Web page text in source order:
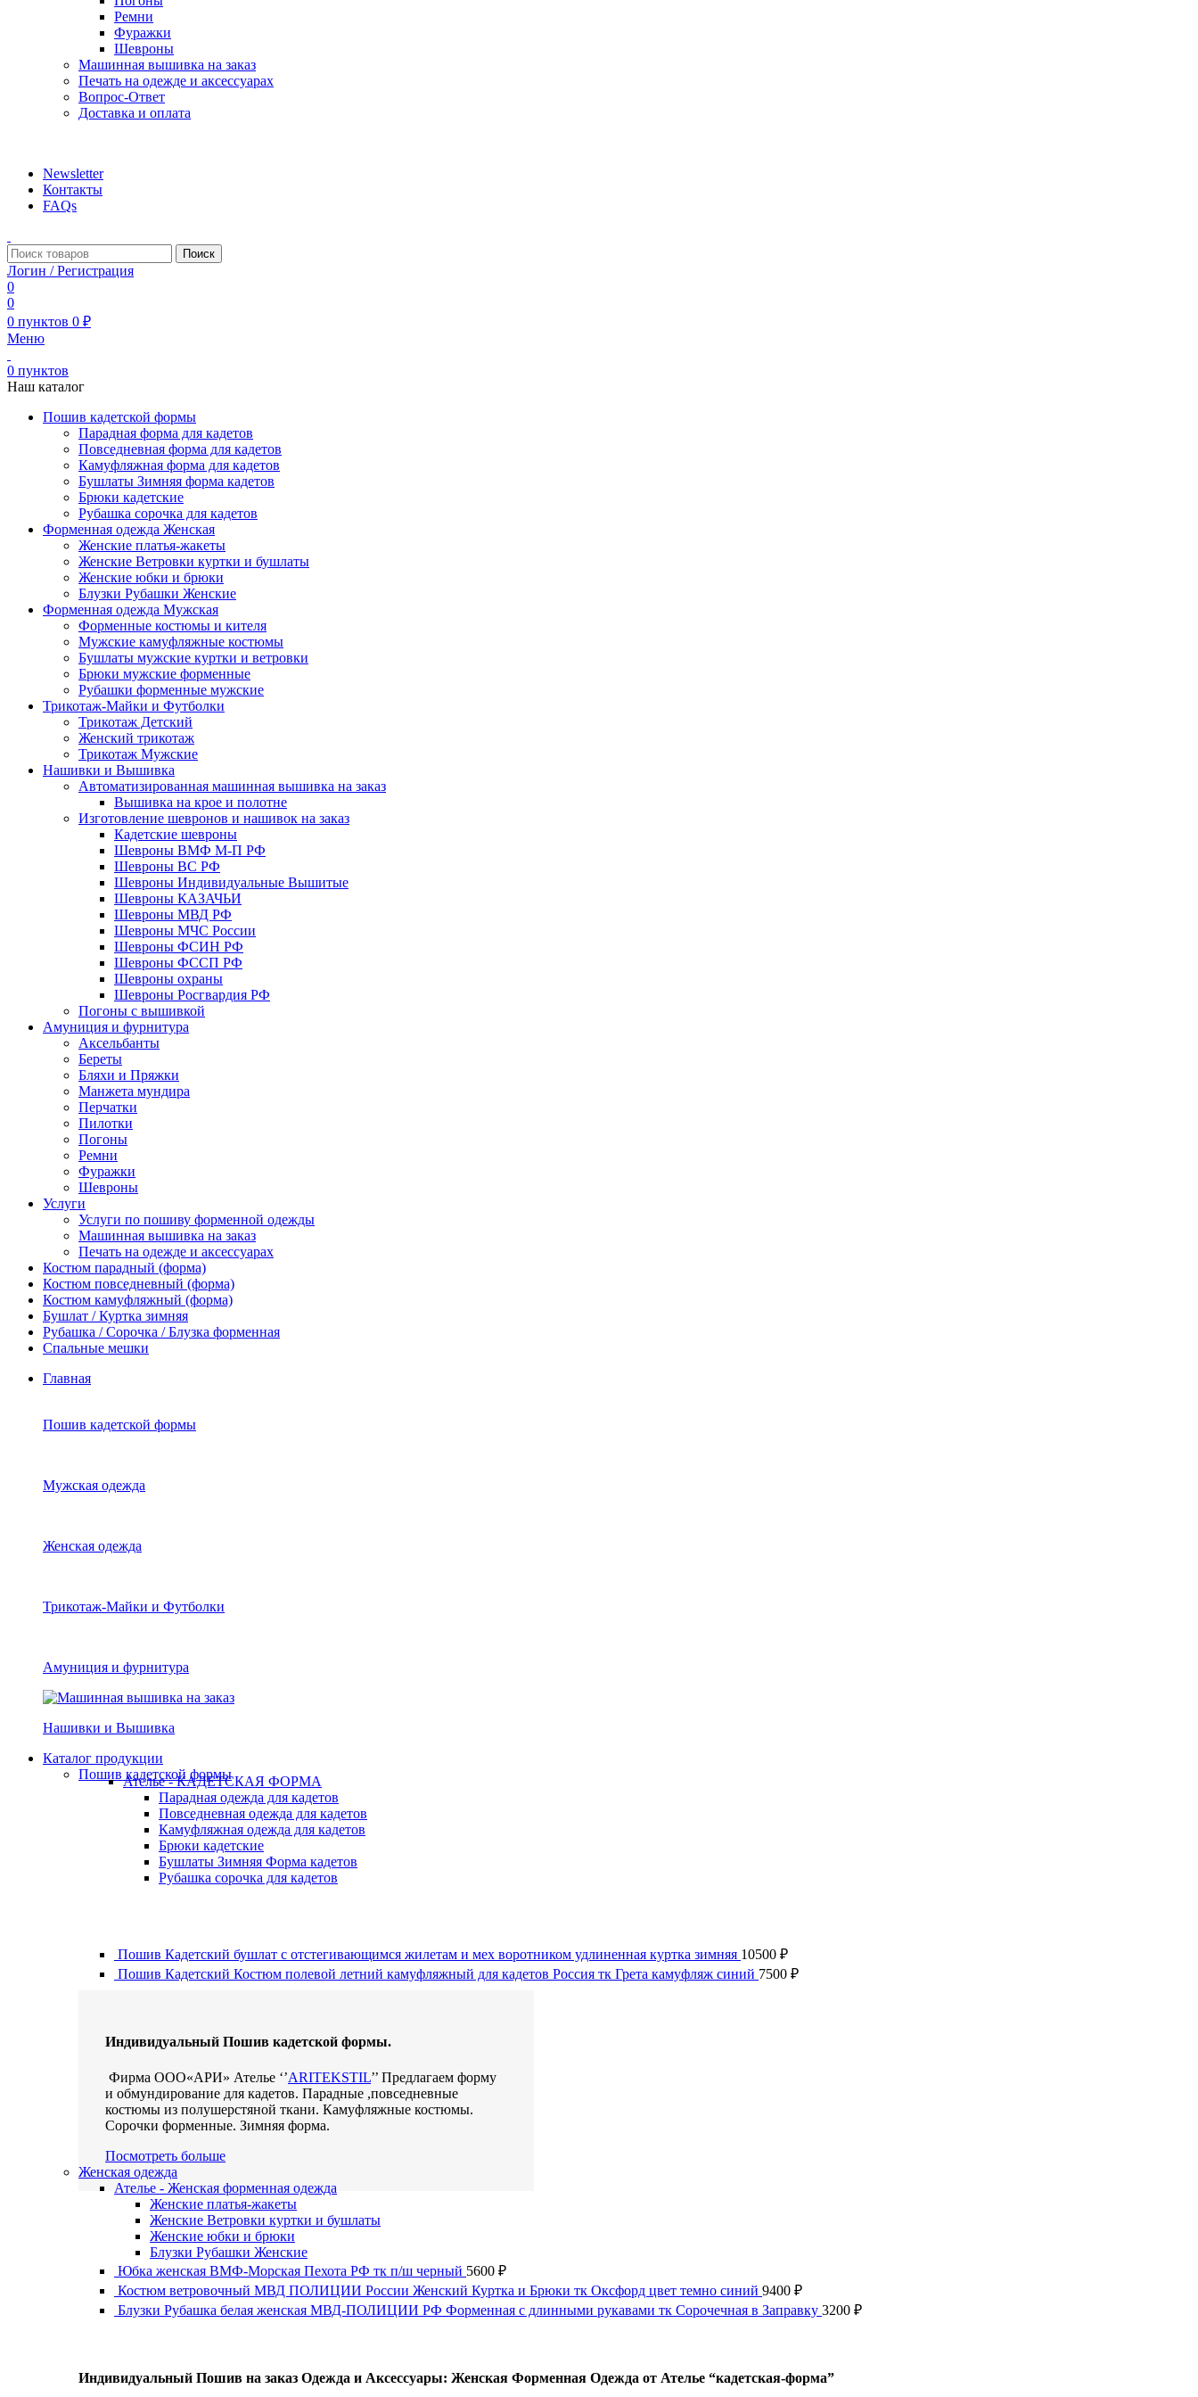
Ремни
Фуражки
Шевроны
Машинная вышивка на заказ
Печать на одежде и аксессуарах
Вопрос-Ответ
Доставка и оплата
Newsletter
Контакты
FAQs
Поиск
Логин / Регистрация
0
0
0 пунктов 0 ₽
Меню
0 пунктов
Наш каталог
Пошив кадетской формы
Парадная форма для кадетов
Повседневная форма для кадетов
Камуфляжная форма для кадетов
Бушлаты Зимняя форма кадетов
Брюки кадетские
Рубашка сорочка для кадетов
Форменная одежда Женская
Женские платья-жакеты
Женские Ветровки куртки и бушлаты
Женские юбки и брюки
Блузки Рубашки Женские
Форменная одежда Мужская
Форменные костюмы и кителя
Мужские камуфляжные костюмы
Бушлаты мужские куртки и ветровки
Брюки мужские форменные
Рубашки форменные мужские
Трикотаж-Майки и Футболки
Трикотаж Детский
Женский трикотаж
Трикотаж Мужские
Нашивки и Вышивка
Автоматизированная машинная вышивка на заказ
Вышивка на крое и полотне
Изготовление шевронов и нашивок на заказ
Кадетские шевроны
Шевроны ВМФ М-П РФ
Шевроны ВС РФ
Шевроны Индивидуальные Вышитые
Шевроны КАЗАЧЬИ
Шевроны МВД РФ
Шевроны МЧС России
Шевроны ФСИН РФ
Шевроны ФССП РФ
Шевроны охраны
Шевроны Росгвардия РФ
Погоны с вышивкой
Амуниция и фурнитура
Аксельбанты
Береты
Бляхи и Пряжки
Манжета мундира
Перчатки
Пилотки
Погоны
Ремни
Фуражки
Шевроны
Услуги
Услуги по пошиву форменной одежды
Машинная вышивка на заказ
Печать на одежде и аксессуарах
Костюм парадный (форма)
Костюм повседневный (форма)
Костюм камуфляжный (форма)
Бушлат / Куртка зимняя
Рубашка / Сорочка / Блузка форменная
Спальные мешки
Главная
Пошив кадетской формы
Мужская одежда
Женская одежда
Трикотаж-Майки и Футболки
Амуниция и фурнитура
Нашивки и Вышивка
Каталог продукции
Пошив кадетской формы
Ателье - КАДЕТСКАЯ ФОРМА
Парадная одежда для кадетов
Повседневная одежда для кадетов
Камуфляжная одежда для кадетов
Брюки кадетские
Бушлаты Зимняя Форма кадетов
Рубашка сорочка для кадетов
Пошив Кадетский бушлат с отстегивающимся жилетам и мех воротником удлиненная куртка зимняя 10500 ₽
Пошив Кадетский Костюм полевой летний камуфляжный для кадетов Россия тк Грета камуфляж синий 7500 ₽
Индивидуальный Пошив кадетской формы.
Фирма ООО«АРИ» Ателье ‘’ARITEKSTIL’’ Предлагаем форму
и обмундирование для кадетов. Парадные ,повседневные
костюмы из полушерстяной ткани. Камуфляжные костюмы.
Сорочки форменные. Зимняя форма.
Посмотреть больше
Женская одежда
Ателье - Женская форменная одежда
Женские платья-жакеты
Женские Ветровки куртки и бушлаты
Женские юбки и брюки
Блузки Рубашки Женские
Юбка женская ВМФ-Морская Пехота РФ тк п/ш черный 5600 ₽
Костюм ветровочный МВД ПОЛИЦИИ России Женский Куртка и Брюки тк Оксфорд цвет темно синий 9400 ₽
Блузки Рубашка белая женская МВД-ПОЛИЦИИ РФ Форменная с длинными рукавами тк Сорочечная в Заправку 3200 ₽
Индивидуальный Пошив на заказ Одежда и Аксессуары: Женская Форменная Одежда от Ателье “кадетская-форма”